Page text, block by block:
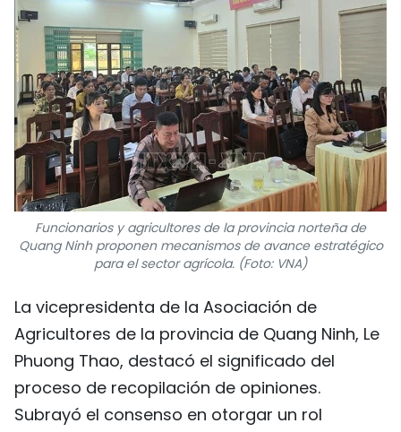
Funcionarios y agricultores de la provincia norteña de
Quang Ninh proponen mecanismos de avance estratégico
para el sector agrícola. (Foto: VNA)
La vicepresidenta de la Asociación de
Agricultores de la provincia de Quang Ninh, Le
Phuong Thao, destacó el significado del
proceso de recopilación de opiniones.
Subrayó el consenso en otorgar un rol